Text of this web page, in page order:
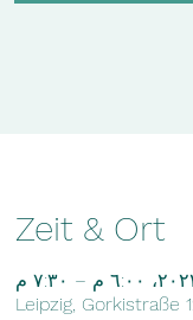
Zeit & Ort
Leipzig, Gorkistraße